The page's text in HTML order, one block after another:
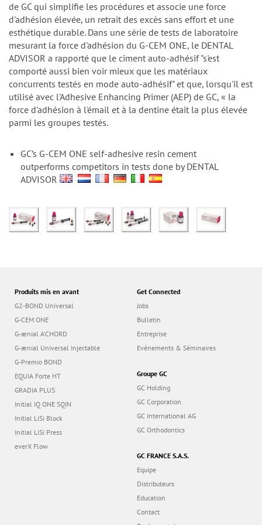
de GC qui simplifie les procédures et associe une force
d'adhésion élevée, un retrait des excès sans effort et une
esthétique durable. Dans une série de tests de laboratoire
mesurant la force d'adhésion du G-CEM ONE, le DENTAL
ADVISOR a rapporté que le ciment auto-adhésif "s'est
comporté aussi bien voir mieux que les matériaux
concurrents testés en mode auto-adhésif" et que, lorsqu'il est
utilisé avec l'Adhesive Enhancing Primer (AEP) de GC, « la
force d'adhésion à l'émail et à la dentine était la plus élevée
parmi les groupes testés.
GC’s G-CEM ONE self-adhesive resin cement
outperforms competitors in tests done by DENTAL
ADVISOR
Produits mis en avant
G2-BOND Universal
G-CEM ONE
G-ænial A’CHORD
G-ænial Universal Injectable
G-Premio BOND
EQUIA Forte HT
GRADIA PLUS
Initial IQ ONE SQIN
Initial LiSi Block
Initial LiSi Press
everX Flow
Get Connected
Jobs
Bulletin
Entreprise
Evénements & Séminaires
Groupe GC
GC Holding
GC Corporation
GC International AG
GC Orthodontics
GC FRANCE S.A.S.
Equipe
Distributeurs
Education
Contact